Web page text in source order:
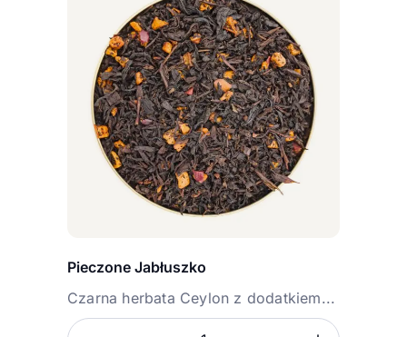
Pieczone Jabłuszko
Czarna herbata Ceylon z dodatkiem...